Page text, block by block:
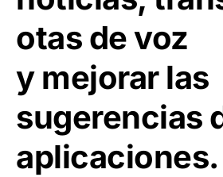
otas de voz
y mejorar las
sugerencias
aplicaciones.